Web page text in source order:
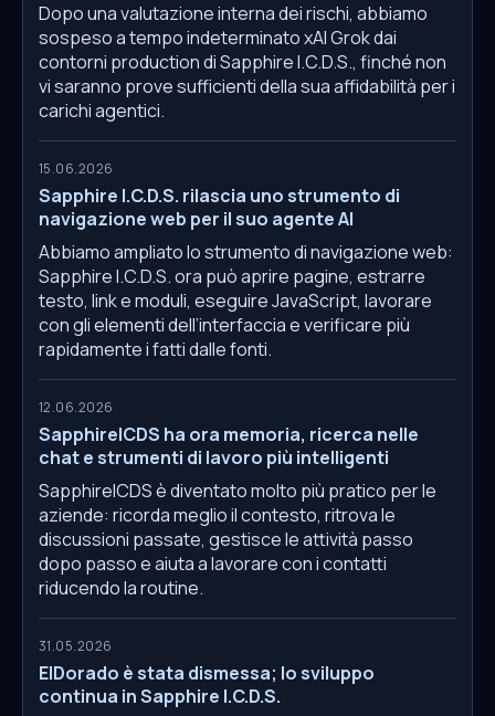
Dopo una valutazione interna dei rischi, abbiamo
sospeso a tempo indeterminato xAI Grok dai
contorni production di Sapphire I.C.D.S., finché non
vi saranno prove sufficienti della sua affidabilità per i
carichi agentici.
15.06.2026
Sapphire I.C.D.S. rilascia uno strumento di
navigazione web per il suo agente AI
Abbiamo ampliato lo strumento di navigazione web:
Sapphire I.C.D.S. ora può aprire pagine, estrarre
testo, link e moduli, eseguire JavaScript, lavorare
con gli elementi dell’interfaccia e verificare più
rapidamente i fatti dalle fonti.
12.06.2026
SapphireICDS ha ora memoria, ricerca nelle
chat e strumenti di lavoro più intelligenti
SapphireICDS è diventato molto più pratico per le
aziende: ricorda meglio il contesto, ritrova le
discussioni passate, gestisce le attività passo
dopo passo e aiuta a lavorare con i contatti
riducendo la routine.
31.05.2026
ElDorado è stata dismessa; lo sviluppo
continua in Sapphire I.C.D.S.